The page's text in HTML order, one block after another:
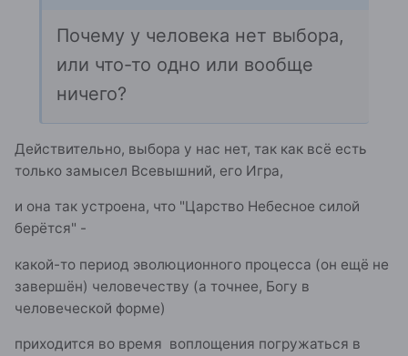
Почему у человека нет выбора,
или что-то одно или вообще
ничего?
Действительно, выбора у нас нет, так как всё есть
только замысел Всевышний, его Игра,
и она так устроена, что "Царство Небесное силой
берётся" -
какой-то период эволюционного процесса (он ещё не
завершён) человечеству (а точнее, Богу в
человеческой форме)
приходится во время воплощения погружаться в